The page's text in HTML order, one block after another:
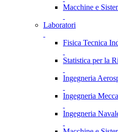
Macchine e
Laboratori
Fisica Tecnica
Statistica per la
Ingegneria
Ingegneria
Ingegneria